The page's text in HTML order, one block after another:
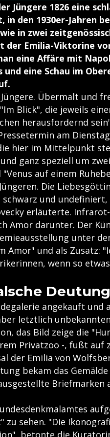
Jüngere 1826 eine
den 1930er-Jahren
in zwei
der Emilia-Viktorine
eine Affäre mit
eine Schau im
Übermalt und
Blick", die jeweils
herausfordernd
am
hier im Mittelpunkt
ganz speziell um
auf einem
Die
und undefiniert,
erläuterte.
Amor darunter. Der
unter
Amor" und als Zusatz:
wenn so
Deutung
angekauft und
letztlich
das Bild zeige die
Privatzoo -, fußt auf
der Emilia von
bekam das
Briefmarken
sehen. "Die
betonte die